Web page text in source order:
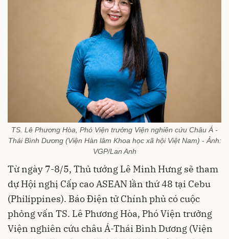
TS. Lê Phương Hòa, Phó Viện trưởng Viện nghiên cứu Châu Á -
Thái Bình Dương (Viện Hàn lâm Khoa học xã hội Việt Nam) - Ảnh:
VGP/Lan Anh
Từ ngày 7-8/5, Thủ tướng Lê Minh Hưng sẽ tham
dự Hội nghị Cấp cao ASEAN lần thứ 48 tại Cebu
(Philippines). Báo Điện tử Chính phủ có cuộc
phỏng vấn TS. Lê Phương Hòa, Phó Viện trưởng
Viện nghiên cứu châu Á-Thái Bình Dương (Viện